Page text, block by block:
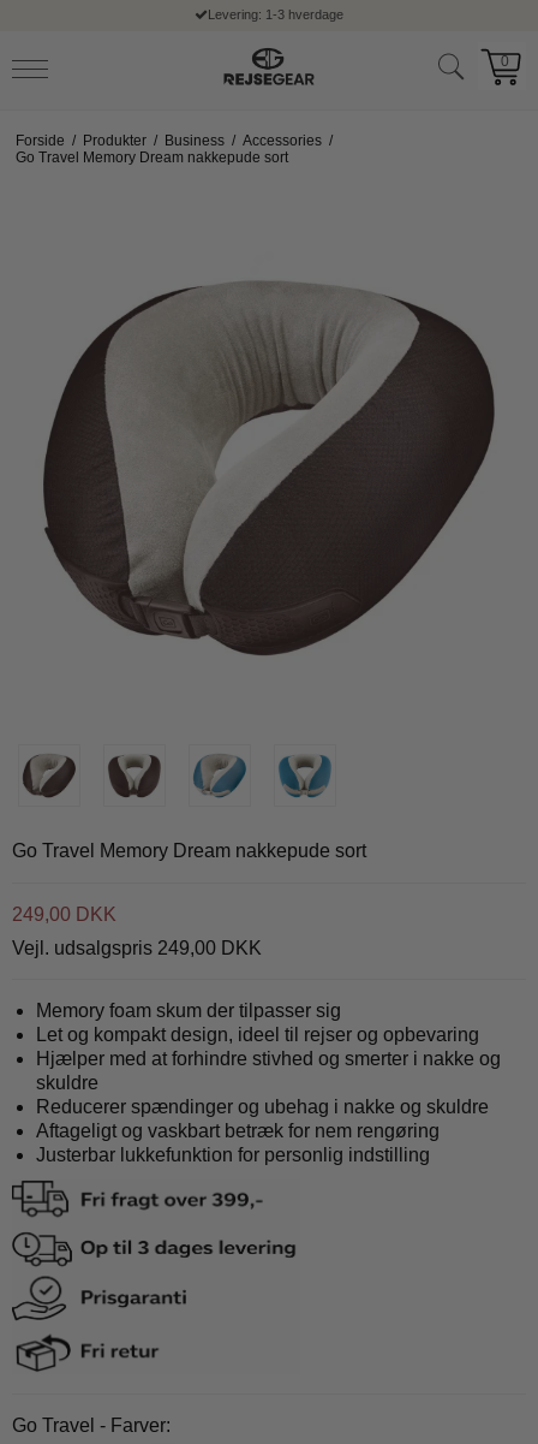
Levering: 1-3 hverdage
0
Forside / Produkter / Business / Accessories /
Go Travel Memory Dream nakkepude sort
Go Travel Memory Dream nakkepude sort
249,00 DKK
Vejl. udsalgspris 249,00 DKK
Memory foam skum der tilpasser sig
Let og kompakt design, ideel til rejser og opbevaring
Hjælper med at forhindre stivhed og smerter i nakke og
skuldre
Reducerer spændinger og ubehag i nakke og skuldre
Aftageligt og vaskbart betræk for nem rengøring
Justerbar lukkefunktion for personlig indstilling
Go Travel - Farver: